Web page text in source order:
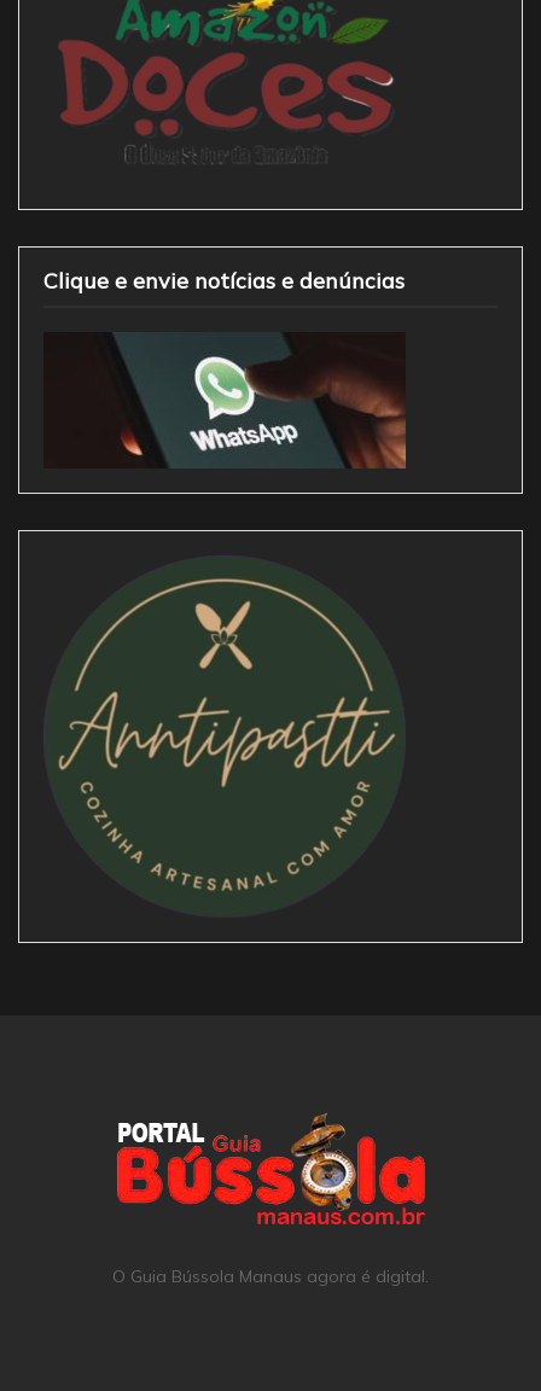
Clique e envie notícias e denúncias
O Guia Bússola Manaus agora é digital.